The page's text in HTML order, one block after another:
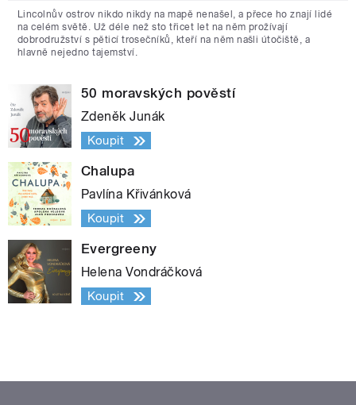
Lincolnův ostrov nikdo nikdy na mapě nenašel, a přece ho znají lidé
na celém světě. Už déle než sto třicet let na něm prožívají
dobrodružství s pěticí trosečníků, kteří na něm našli útočiště, a
hlavně nejedno tajemství.
50 moravských pověstí
Zdeněk Junák
Koupit
Chalupa
Pavlína Křivánková
Koupit
Evergreeny
Helena Vondráčková
Koupit